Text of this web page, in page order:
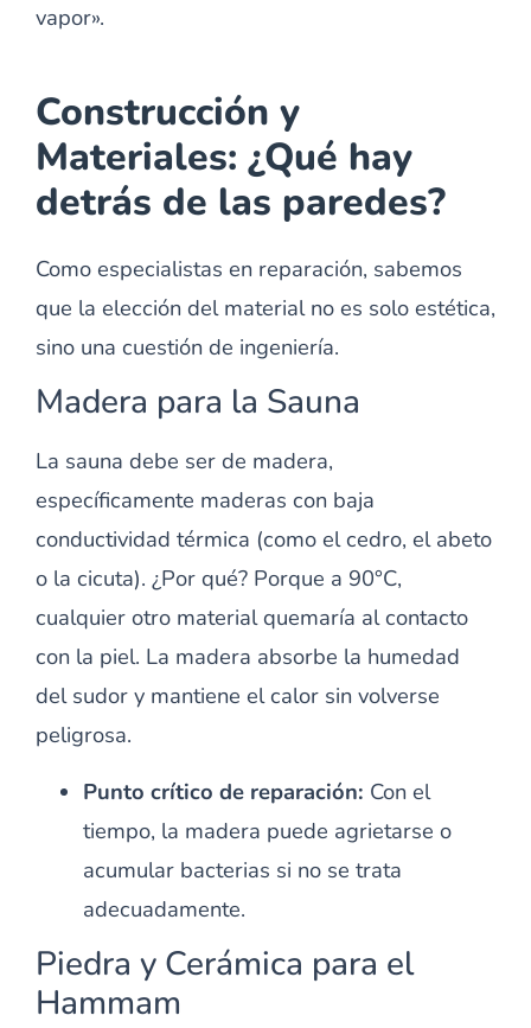
vapor».
Construcción y
Materiales: ¿Qué hay
detrás de las paredes?
Como especialistas en reparación, sabemos
que la elección del material no es solo estética,
sino una cuestión de ingeniería.
Madera para la Sauna
La sauna debe ser de madera,
específicamente maderas con baja
conductividad térmica (como el cedro, el abeto
o la cicuta). ¿Por qué? Porque a 90°C,
cualquier otro material quemaría al contacto
con la piel. La madera absorbe la humedad
del sudor y mantiene el calor sin volverse
peligrosa.
Punto crítico de reparación: Con el
tiempo, la madera puede agrietarse o
acumular bacterias si no se trata
adecuadamente.
Piedra y Cerámica para el
Hammam